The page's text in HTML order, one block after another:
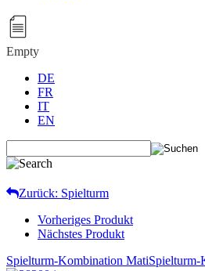
Empty
DE
FR
IT
EN
Zurück: Spielturm
Vorheriges Produkt
Nächstes Produkt
Spielturm-Kombination MatiSpielturm-